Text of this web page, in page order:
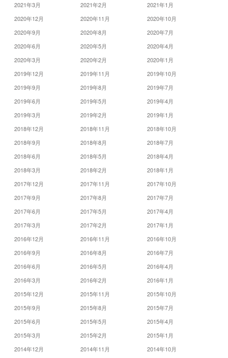
2021年3月
2021年2月
2021年1月
2020年12月
2020年11月
2020年10月
2020年9月
2020年8月
2020年7月
2020年6月
2020年5月
2020年4月
2020年3月
2020年2月
2020年1月
2019年12月
2019年11月
2019年10月
2019年9月
2019年8月
2019年7月
2019年6月
2019年5月
2019年4月
2019年3月
2019年2月
2019年1月
2018年12月
2018年11月
2018年10月
2018年9月
2018年8月
2018年7月
2018年6月
2018年5月
2018年4月
2018年3月
2018年2月
2018年1月
2017年12月
2017年11月
2017年10月
2017年9月
2017年8月
2017年7月
2017年6月
2017年5月
2017年4月
2017年3月
2017年2月
2017年1月
2016年12月
2016年11月
2016年10月
2016年9月
2016年8月
2016年7月
2016年6月
2016年5月
2016年4月
2016年3月
2016年2月
2016年1月
2015年12月
2015年11月
2015年10月
2015年9月
2015年8月
2015年7月
2015年6月
2015年5月
2015年4月
2015年3月
2015年2月
2015年1月
2014年12月
2014年11月
2014年10月